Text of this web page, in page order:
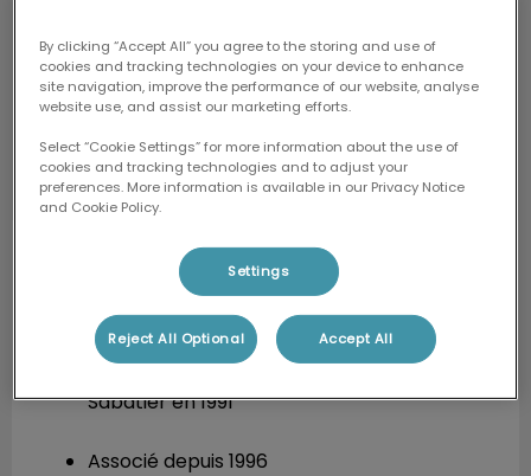
Mathieu MELLIN Diplômé de l’ENV de
Toulouse, 1991Associé, référent Cat
Friendly
Sabatier en 1991
Associé depuis 1996
By clicking “Accept All” you agree to the storing and use of
cookies and tracking technologies on your device to enhance
site navigation, improve the performance of our website, analyse
website use, and assist our marketing efforts.
Select “Cookie Settings” for more information about the use of
cookies and tracking technologies and to adjust your
preferences. More information is available in our Privacy Notice
and Cookie Policy.
Settings
Reject All Optional Accept All